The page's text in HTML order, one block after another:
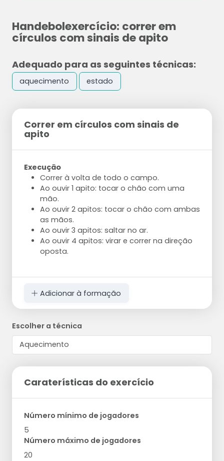
Handebolexercício: correr em
círculos com sinais de apito
Adequado para as seguintes técnicas:
aquecimento estado
Correr em círculos com sinais de
apito
Execução
Correr à volta de todo o campo.
Ao ouvir 1 apito: tocar o chão com uma
mão.
Ao ouvir 2 apitos: tocar o chão com ambas
as mãos.
Ao ouvir 3 apitos: saltar no ar.
Ao ouvir 4 apitos: virar e correr na direção
oposta.
Adicionar à formação
Escolher a técnica
Caraterísticas do exercício
Número mínimo de jogadores
5
Número máximo de jogadores
20